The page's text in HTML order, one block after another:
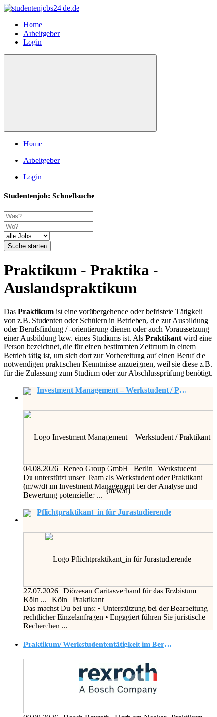
Home
Arbeitgeber
Login
Home
Arbeitgeber
Login
Studentenjob: Schnellsuche
Suche starten
Praktikum - Praktika -
Auslandspraktikum
Das Praktikum ist eine vorübergehende oder befristete Tätigkeit
von z.B. Studenten oder Schülern in Betrieben, die zur Ausbildung
oder Berufsfindung / -orientierung dienen oder auch Voraussetzung
einer Ausbildung bzw. eines Studiums ist. Als Praktikantwird eine
Person bezeichnet, die für einen bestimmten Zeitraum in einem
Betrieb tätig ist, um sich dort zur Vorbereitung auf einen Beruf die
notwendigen praktischen Kenntnisse anzueignen, weil sie diese z.B.
für die Zulassung zum Studium oder zur Abschlussprüfung benötigt.
Investment Management – Werkstudent / Praktikant (m/w/d)
04.08.2026 | Reneo Group GmbH | Berlin | Werkstudent
Du unterstützt unser Team als Werkstudent oder Praktikant
(m/w/d) im Investment Management bei der Analyse und
Bewertung potenzieller ...
Pflichtpraktikant_in für Jurastudierende
27.07.2026 | Diözesan-Caritasverband für das Erzbistum
Köln ... | Köln | Praktikant
Das machst Du bei uns: • Unterstützung bei der Bearbeitung
rechtlicher Einzelanfragen • Engagiert führen Sie juristische
Recherchen ...
Praktikum/ Werkstudententätigkeit im Bereich Automatisierung und Digitalisierung von Geschäftsprozessen